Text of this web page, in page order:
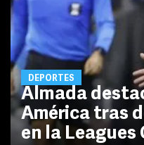
DEPORTES
Almada
América tras
en la Leagues